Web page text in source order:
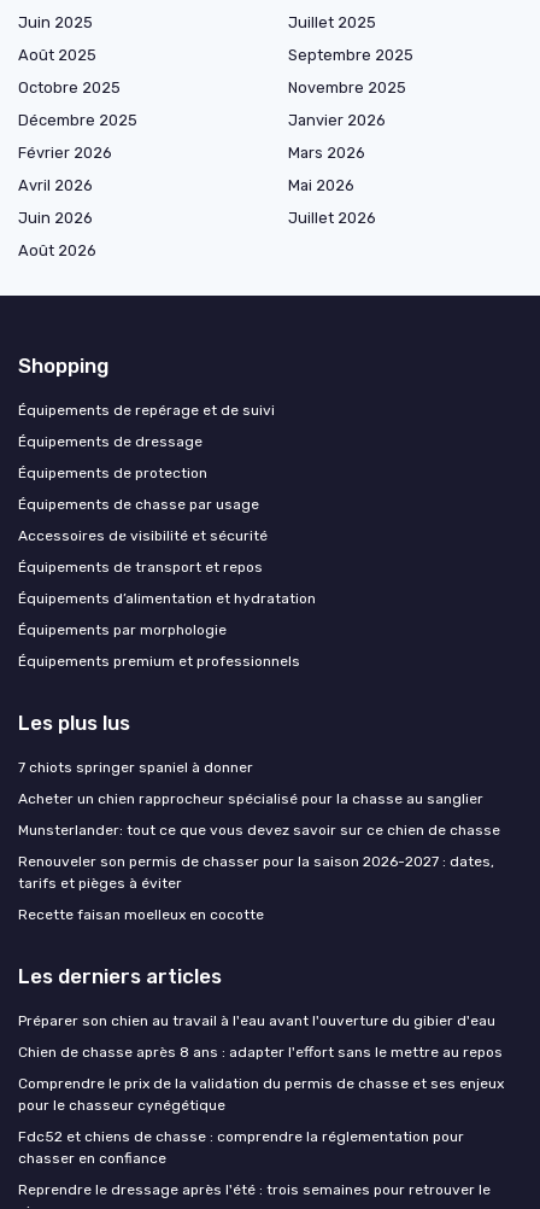
Juin 2025
Juillet 2025
Août 2025
Septembre 2025
Octobre 2025
Novembre 2025
Décembre 2025
Janvier 2026
Février 2026
Mars 2026
Avril 2026
Mai 2026
Juin 2026
Juillet 2026
Août 2026
Shopping
Équipements de repérage et de suivi
Équipements de dressage
Équipements de protection
Équipements de chasse par usage
Accessoires de visibilité et sécurité
Équipements de transport et repos
Équipements d’alimentation et hydratation
Équipements par morphologie
Équipements premium et professionnels
Les plus lus
7 chiots springer spaniel à donner
Acheter un chien rapprocheur spécialisé pour la chasse au sanglier
Munsterlander: tout ce que vous devez savoir sur ce chien de chasse
Renouveler son permis de chasser pour la saison 2026-2027 : dates,
tarifs et pièges à éviter
Recette faisan moelleux en cocotte
Les derniers articles
Préparer son chien au travail à l'eau avant l'ouverture du gibier d'eau
Chien de chasse après 8 ans : adapter l'effort sans le mettre au repos
Comprendre le prix de la validation du permis de chasse et ses enjeux
pour le chasseur cynégétique
Fdc52 et chiens de chasse : comprendre la réglementation pour
chasser en confiance
Reprendre le dressage après l'été : trois semaines pour retrouver le